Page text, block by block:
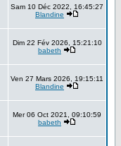
Sam 10 Déc 2022, 16:45:27
Blandine
Dim 22 Fév 2026, 15:21:10
babeth
Ven 27 Mars 2026, 19:15:11
Blandine
Mer 06 Oct 2021, 09:10:59
babeth